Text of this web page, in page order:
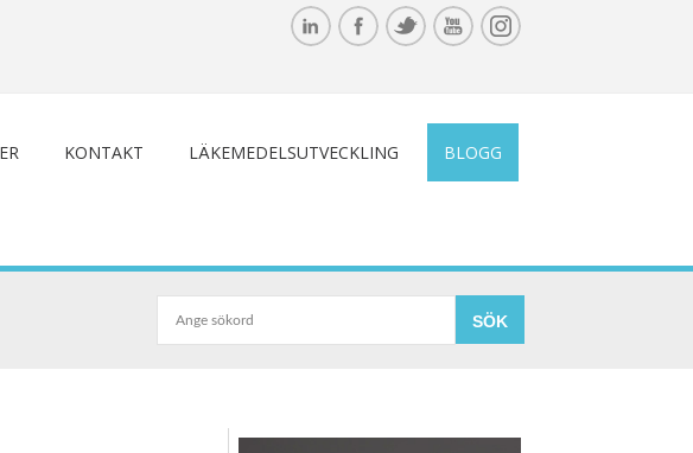
KONTAKT LÄKEMEDELSUTVECKLING BLOGG